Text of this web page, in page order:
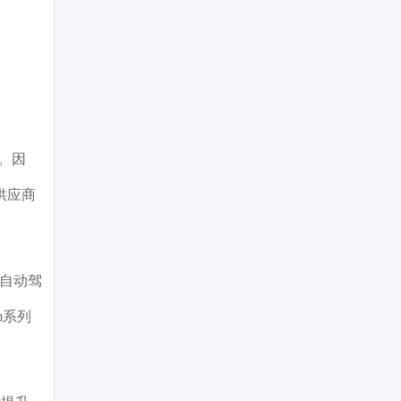
因
应商
动驾
列